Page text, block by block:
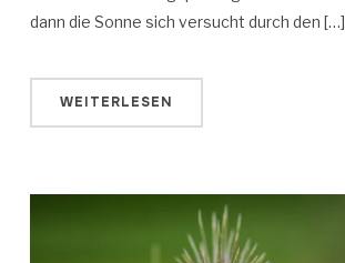
dann die Sonne sich versucht durch den […]
WEITERLESEN